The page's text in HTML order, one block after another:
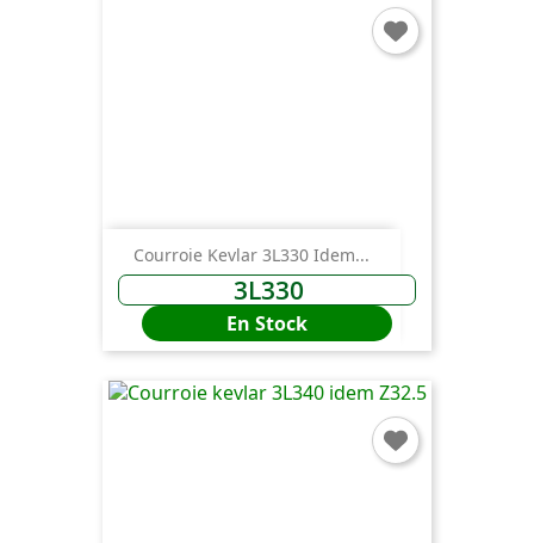
Courroie Kevlar 3L330 Idem...
3L330
En Stock